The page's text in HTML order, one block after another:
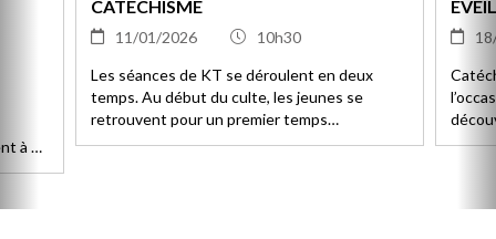
à 3
la
CATÉCHISME
11/01/2026 10h30
Les séances de KT se déroulent en deux
temps. Au début du culte, les jeunes se
retrouvent pour un premier temps
d’enseignement de 10h30 à 11h45. Après un
la